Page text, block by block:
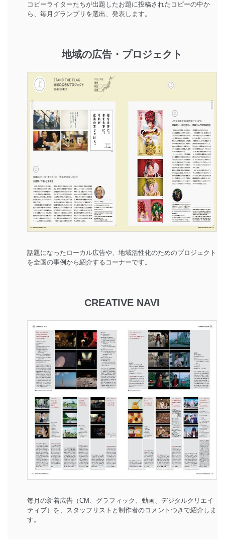
コピーライターたちが出題したお題に投稿されたコピーの中か
ら、毎月グランプリを選出、発表します。
地域の広告・プロジェクト
話題になったローカル広告や、地域活性化のためのプロジェクト
を全国の事例から紹介するコーナーです。
CREATIVE NAVI
毎月の新着広告（CM、グラフィック、動画、デジタルクリエイ
ティブ）を、スタッフリストと制作者のコメントつきで紹介しま
す。